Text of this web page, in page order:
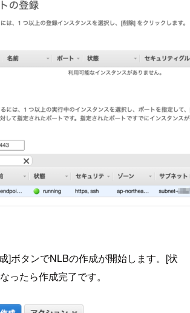
]ボタンでNLBの作成が開始します。[状
ったら作成完了です。